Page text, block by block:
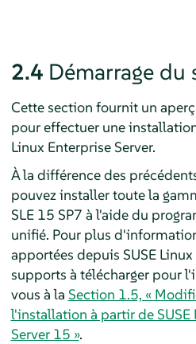
2.4 Démarrage du
Cette section fournit un
pour effectuer une
Linux Enterprise Server.
À la différence des
pouvez installer toute la
SLE 15 SP7 à l'aide du
unifié. Pour plus
apportées depuis SUSE
supports à télécharger pour
vous à la Section 1.5, «
l'installation à partir de SUSE
Server 15 ».